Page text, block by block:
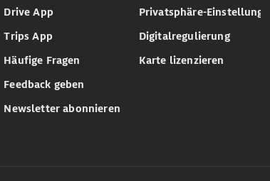
Drive App
Trips App
Häufige Fragen
Feedback geben
Newsletter abonnieren
Privatsphäre-Einstellungen
Digitalregulierung
Karte lizenzieren